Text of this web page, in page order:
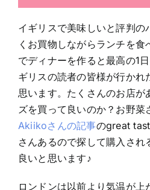
イギリスで美味しいと評判の
くお買物しながらランチを
でディナーを作ると最高の1
ギリスの読者の皆様が行かれ
思います。たくさんのお店が
ズを買って良いのか？お野菜
Akiikoさんの記事のgreat
さんあるので探して購入さ
良いと思います♪
ロンドンは以前より気温が